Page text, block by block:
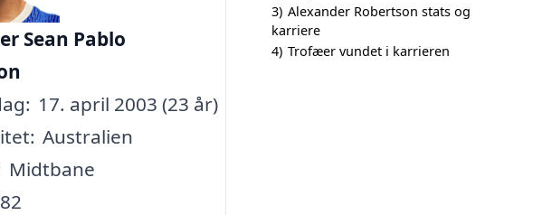
Sean Pablo
17. april 2003 (23 år)
Australien
Midtbane
3) Alexander Robertson stats og
karriere
4) Trofæer vundet i karrieren